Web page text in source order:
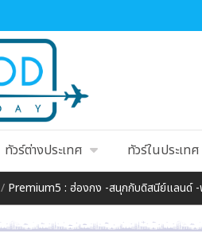
ทัวร์ต่างประเทศ ทัวร์ในประเทศ
/ Premium5 : ฮ่องกง -สนุกกับดิสนีย์แลนด์ -